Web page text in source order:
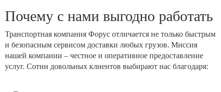
Почему с нами выгодно работать
Транспортная компания Форус отличается не только быстрым
и безопасным сервисом доставки любых грузов. Миссия
нашей компании – честное и оперативное предоставление
услуг. Сотни довольных клиентов выбирают нас благодаря: